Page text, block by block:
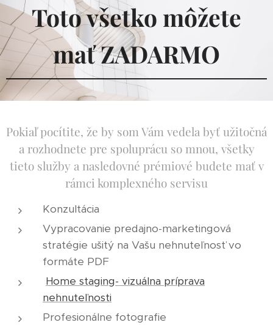
Toto všetko môžete
mať ZADARMO
Pokiaľ pocítite, že by som Vám vedela byť užitočná
a rozhodnete pre spoluprácu so mnou, všetky
tieto služby a nasledovné prémiové budete mať v
rámci komplexného servisu
Konzultácia
Vypracovanie predajno-marketingová
stratégie ušitý na Vašu nehnuteľnosť vo
formáte PDF
Home staging- vizuálna príprava
nehnuteľnosti
Profesionálne fotografie